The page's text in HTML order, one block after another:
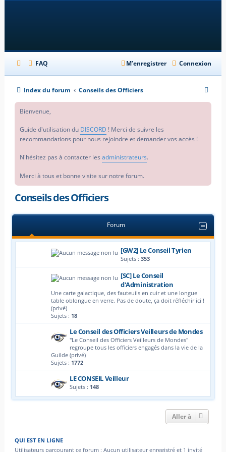
FAQ Connexion
M’enregistrer
Index du forum Conseils des Officiers
e
Bienvenue,
Guide d'utilisation du DISCORD ! Merci de suivre les
recommandations pour nous rejoindre et demander vos accès !
N'hésitez pas à contacter les administrateurs.
Merci à tous et bonne visite sur notre forum.
Conseils des Officiers
Forum
[GW2] Le Conseil Tyrien
Sujets : 353
[SC] Le Conseil
d'Administration
Une carte galactique, des fauteuils en cuir et une longue
table oblongue en verre. Pas de doute, ça doit réfléchir ici !
(privé)
Sujets : 18
Le Conseil des Officiers Veilleurs de Mondes
"Le Conseil des Officiers Veilleurs de Mondes"
regroupe tous les officiers engagés dans la vie de la
Guilde (privé)
Sujets : 1772
LE CONSEIL Veilleur
Sujets : 148
Aller à
QUI EST EN LIGNE
Utilisateurs parcourant ce forum : Aucun utilisateur enregistré et 1 invité